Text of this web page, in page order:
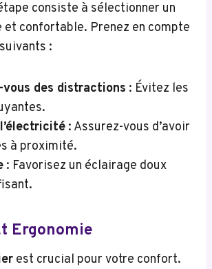
consiste à sélectionner un
et confortable. Prenez en compte
:
vous des distractions : Évitez les
: Assurez-vous d’avoir
à proximité.
: Favorisez un éclairage doux
Ergonomie
est crucial pour votre confort.